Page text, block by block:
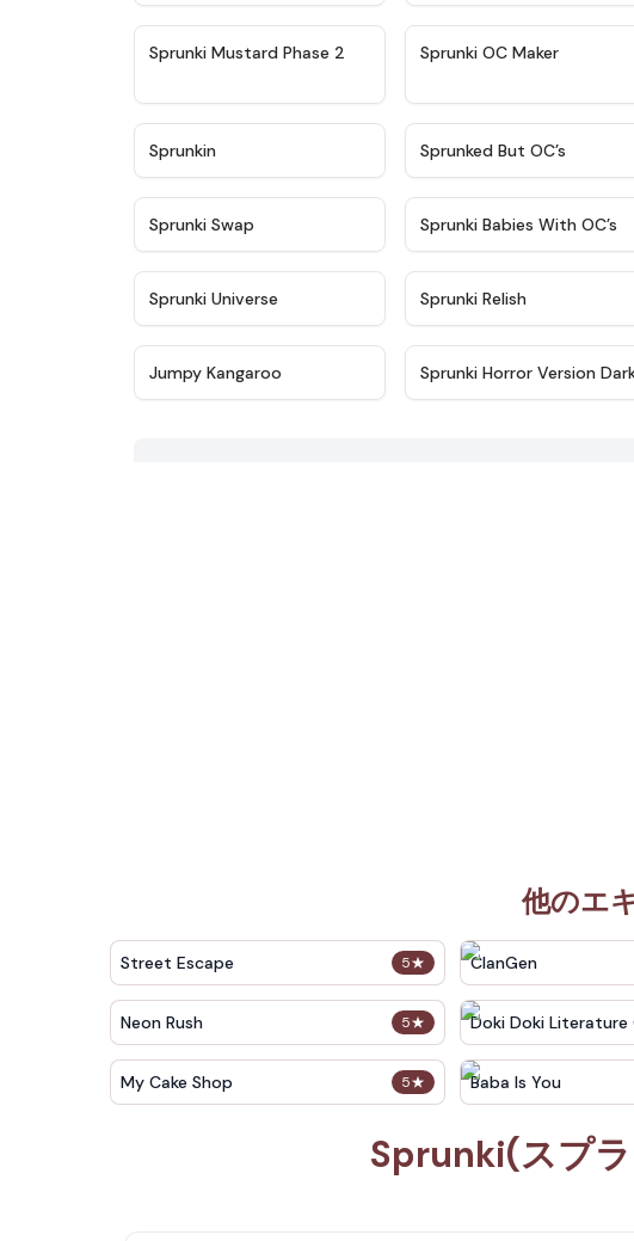
★ 4.4
Sprunki Mustard Phase 2 Sprunki OC Maker
Sprunkin Sprunked But OC’s
Sprunki Swap ★ 4.8
Sprunki Babies With OC’s
Sprunki Universe Sprunki Relish
Jumpy Kangaroo ★ 4.9
Sprunki Horror Version
他のエ
5★
Street Escape ClanGen
5★
Neon Rush Doki Doki Literature
5★
My Cake Shop Baba Is You
Sprunki(スプ